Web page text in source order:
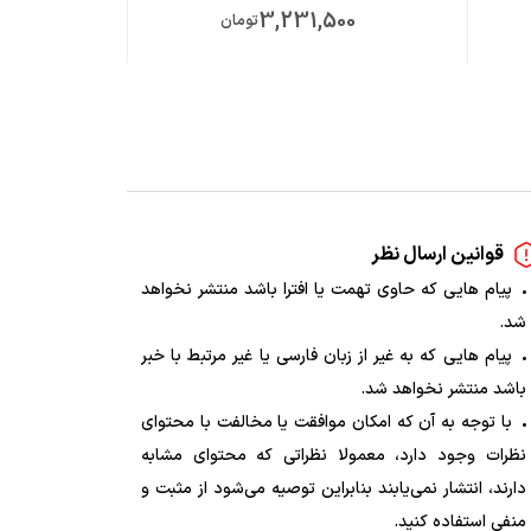
3,231,500تومان
قوانین ارسال نظر
پیام هایی که حاوی تهمت یا افترا باشد منتشر نخواهد
شد.
پیام هایی که به غیر از زبان فارسی یا غیر مرتبط با خبر
باشد منتشر نخواهد شد.
با توجه به آن که امکان موافقت یا مخالفت با محتوای
نظرات وجود دارد، معمولا نظراتی که محتوای مشابه
دارند، انتشار نمی‌یابند بنابراین توصیه می‌شود از مثبت و
منفی استفاده کنید.